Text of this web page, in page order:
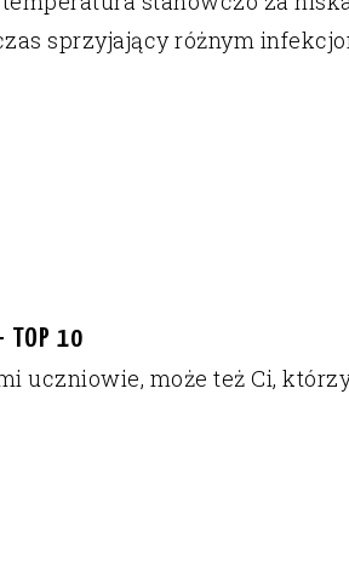
sprzyjający różnym
TOP 10
uczniowie, może też Ci,